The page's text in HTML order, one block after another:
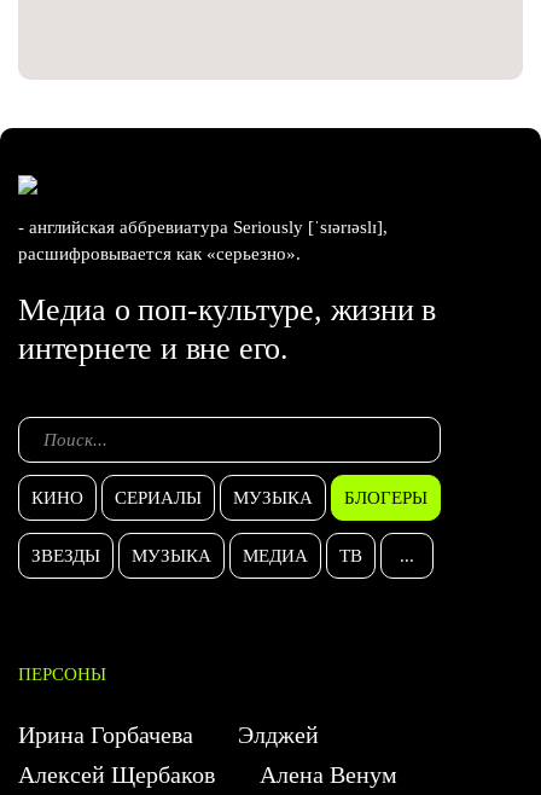
- английская аббревиатура Seriously [ˈsɪərɪəslɪ],
расшифровывается как «серьезно».
Медиа о поп-культуре, жизни в
интернете и вне его.
КИНО СЕРИАЛЫ МУЗЫКА БЛОГЕРЫ
ЗВЕЗДЫ МУЗЫКА МЕДИА ТВ ...
ПЕРСОНЫ
Ирина Горбачева
Элджей
Алексей Щербаков
Алена Венум